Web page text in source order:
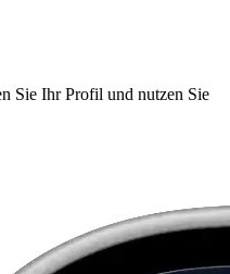
Sie Ihr Profil und nutzen Sie